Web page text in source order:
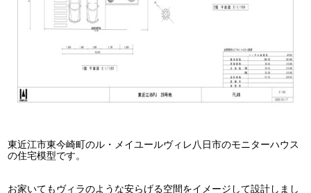
東近江市東今崎町のル・メイユールヴィレ八日市のモニターハウス
の住宅模型です。
お家いてもヴィラのような安らげる空間をイメージして設計しまし